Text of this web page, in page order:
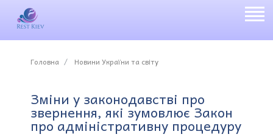
Головна Новини України та світу
Зміни у законодавстві про
звернення, які зумовлює Закон
про адміністративну процедуру